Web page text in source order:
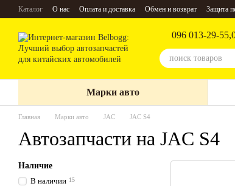
Перейти к основному контенту
Каталог О нас Оплата и доставка Обмен и возврат Защита
096 013-29-55,
Марки авто
Главная Марки авто JAC JAC S4
Автозапчасти на JAC S4
Наличие
В наличии 15